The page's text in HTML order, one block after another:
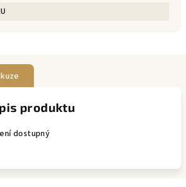
produktu
dostupný